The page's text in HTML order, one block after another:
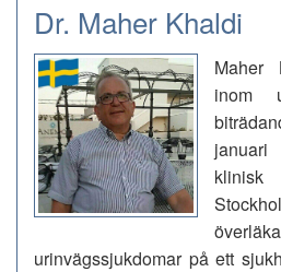
Dr. Maher Khaldi
Maher
inom
urinvägssjukdomar på ett